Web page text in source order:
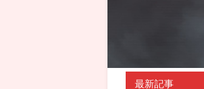
最新記事